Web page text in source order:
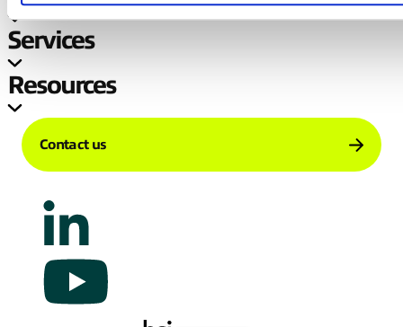
Services
Resources
Contact us